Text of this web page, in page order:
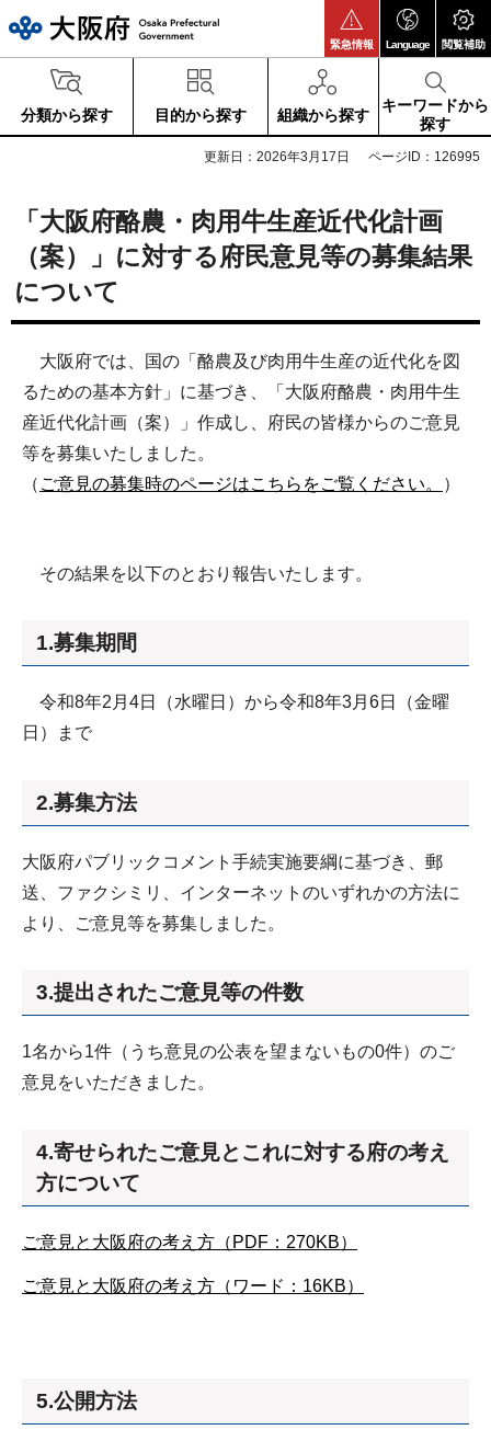
緊急情報 Language 閲覧補助
分類から探す 目的から探す 組織から探す
キーワードから
探す
更新日：2026年3月17日 ページID：126995
「大阪府酪農・肉用牛生産近代化計画
（案）」に対する府民意見等の募集結果
について
大阪府では、国の「酪農及び肉用牛生産の近代化を図
るための基本方針」に基づき、「大阪府酪農・肉用牛生
産近代化計画（案）」作成し、府民の皆様からのご意見
等を募集いたしました。
（ ご意見の募集時のページはこちらをご覧ください。 ）
その結果を以下のとおり報告いたします。
1.募集期間
令和8年2月4日（水曜日）から令和8年3月6日（金曜
日）まで
2.募集方法
大阪府パブリックコメント手続実施要綱に基づき、郵
送、ファクシミリ、インターネットのいずれかの方法に
より、ご意見等を募集しました。
3.提出されたご意見等の件数
1名から1件（うち意見の公表を望まないもの0件）のご
意見をいただきました。
4.寄せられたご意見とこれに対する府の考え
方について
ご意見と大阪府の考え方（PDF：270KB）
ご意見と大阪府の考え方（ワード：16KB）
5.公開方法